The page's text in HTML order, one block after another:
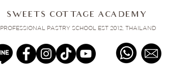
SWEETS COTTAGE ACADEMY
PROFESSIONAL PASTRY SCHOOL EST 2012, THAILAND